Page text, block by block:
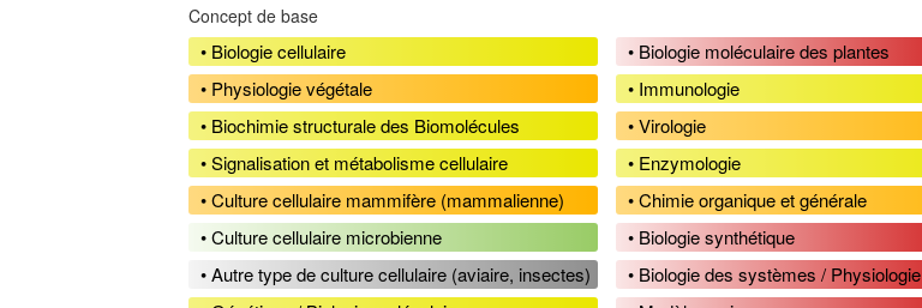
Concept de base
• Biologie cellulaire
• Physiologie végétale
• Biochimie structurale des Biomolécules
• Signalisation et métabolisme cellulaire
• Culture cellulaire mammifère (mammalienne)
• Culture cellulaire microbienne
• Autre type de culture cellulaire (aviaire, insectes)
• Biologie moléculaire des plantes
• Immunologie
• Virologie
• Enzymologie
• Chimie organique et générale
• Biologie synthétique
• Biologie des systèmes / Physiologie